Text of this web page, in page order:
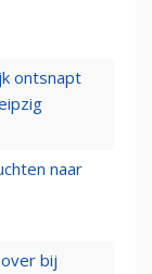
ontsnapt
naar
bij